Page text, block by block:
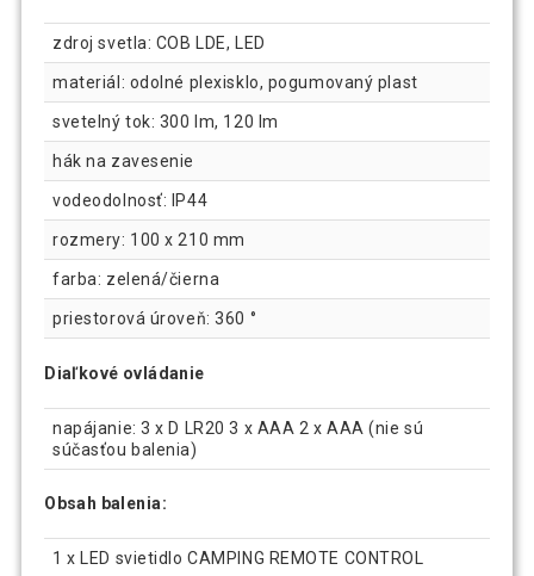
zdroj svetla: COB LDE, LED
materiál: odolné plexisklo, pogumovaný plast
svetelný tok: 300 lm, 120 lm
hák na zavesenie
vodeodolnosť: IP44
rozmery: 100 x 210 mm
farba: zelená/čierna
priestorová úroveň: 360 °
Diaľkové ovládanie
napájanie: 3 x D LR20 3 x AAA 2 x AAA (nie sú
súčasťou balenia)
Obsah balenia:
1 x LED svietidlo CAMPING REMOTE CONTROL